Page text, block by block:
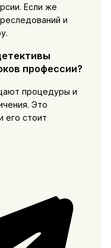
Если же
и
профессии?
процедуры и
Это
его стоит